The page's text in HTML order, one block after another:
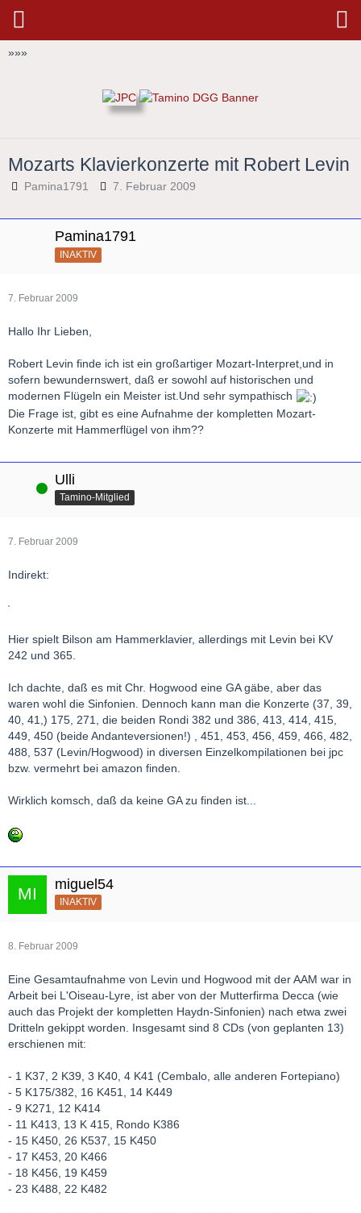
»»»
Mozarts Klavierkonzerte mit Robert Levin
Pamina1791 7. Februar 2009
Pamina1791
INAKTIV
7. Februar 2009
Hallo Ihr Lieben,
Robert Levin finde ich ist ein großartiger Mozart-Interpret,und in
sofern bewundernswert, daß er sowohl auf historischen und
modernen Flügeln ein Meister ist.Und sehr sympathisch
Die Frage ist, gibt es eine Aufnahme der kompletten Mozart-
Konzerte mit Hammerflügel von ihm??
Online Ulli
Tamino-Mitglied
7. Februar 2009
Indirekt:
Hier spielt Bilson am Hammerklavier, allerdings mit Levin bei KV
242 und 365.
Ich dachte, daß es mit Chr. Hogwood eine GA gäbe, aber das
waren wohl die Sinfonien. Dennoch kann man die Konzerte (37, 39,
40, 41,) 175, 271, die beiden Rondi 382 und 386, 413, 414, 415,
449, 450 (beide Andanteversionen!) , 451, 453, 456, 459, 466, 482,
488, 537 (Levin/Hogwood) in diversen Einzelkompilationen bei jpc
bzw. vermehrt bei amazon finden.
Wirklich komsch, daß da keine GA zu finden ist...
miguel54
INAKTIV
8. Februar 2009
Eine Gesamtaufnahme von Levin und Hogwood mit der AAM war in
Arbeit bei L'Oiseau-Lyre, ist aber von der Mutterfirma Decca (wie
auch das Projekt der kompletten Haydn-Sinfonien) nach etwa zwei
Dritteln gekippt worden. Insgesamt sind 8 CDs (von geplanten 13)
erschienen mit:
- 1 K37, 2 K39, 3 K40, 4 K41 (Cembalo, alle anderen Fortepiano)
- 5 K175/382, 16 K451, 14 K449
- 9 K271, 12 K414
- 11 K413, 13 K 415, Rondo K386
- 15 K450, 26 K537, 15 K450
- 17 K453, 20 K466
- 18 K456, 19 K459
- 23 K488, 22 K482